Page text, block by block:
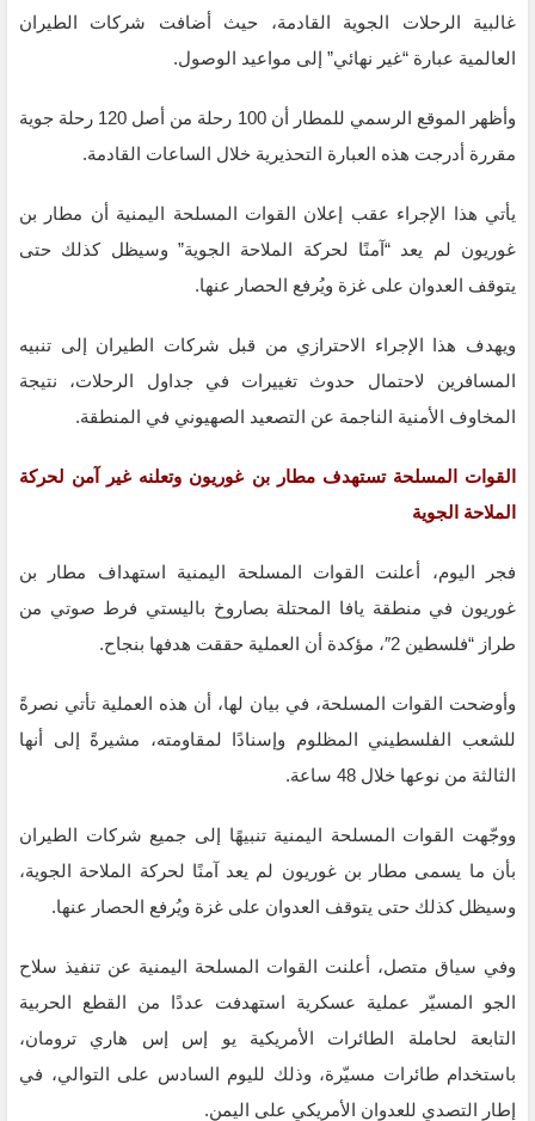
غالبية الرحلات الجوية القادمة، حيث أضافت شركات الطيران
العالمية عبارة “غير نهائي” إلى مواعيد الوصول.
وأظهر الموقع الرسمي للمطار أن 100 رحلة من أصل 120 رحلة جوية
مقررة أدرجت هذه العبارة التحذيرية خلال الساعات القادمة.
يأتي هذا الإجراء عقب إعلان القوات المسلحة اليمنية أن مطار بن
غوريون لم يعد “آمنًا لحركة الملاحة الجوية” وسيظل كذلك حتى
يتوقف العدوان على غزة ويُرفع الحصار عنها.
ويهدف هذا الإجراء الاحترازي من قبل شركات الطيران إلى تنبيه
المسافرين لاحتمال حدوث تغييرات في جداول الرحلات، نتيجة
المخاوف الأمنية الناجمة عن التصعيد الصهيوني في المنطقة.
القوات المسلحة تستهدف مطار بن غوريون وتعلنه غير آمن لحركة
الملاحة الجوية
فجر اليوم، أعلنت القوات المسلحة اليمنية استهداف مطار بن
غوريون في منطقة يافا المحتلة بصاروخ باليستي فرط صوتي من
طراز “فلسطين 2″، مؤكدة أن العملية حققت هدفها بنجاح.
وأوضحت القوات المسلحة، في بيان لها، أن هذه العملية تأتي نصرةً
للشعب الفلسطيني المظلوم وإسنادًا لمقاومته، مشيرةً إلى أنها
الثالثة من نوعها خلال 48 ساعة.
ووجّهت القوات المسلحة اليمنية تنبيهًا إلى جميع شركات الطيران
بأن ما يسمى مطار بن غوريون لم يعد آمنًا لحركة الملاحة الجوية،
وسيظل كذلك حتى يتوقف العدوان على غزة ويُرفع الحصار عنها.
وفي سياق متصل، أعلنت القوات المسلحة اليمنية عن تنفيذ سلاح
الجو المسيّر عملية عسكرية استهدفت عددًا من القطع الحربية
التابعة لحاملة الطائرات الأمريكية يو إس إس هاري ترومان،
باستخدام طائرات مسيّرة، وذلك لليوم السادس على التوالي، في
إطار التصدي للعدوان الأمريكي على اليمن.